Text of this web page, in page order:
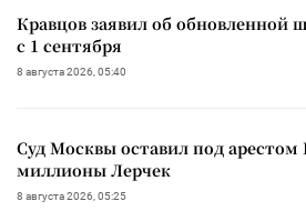
Кравцов заявил об обновленной
с 1 сентября
8 августа 2026, 05:40
Суд Москвы оставил под арестом
миллионы Лерчек
8 августа 2026, 05:25